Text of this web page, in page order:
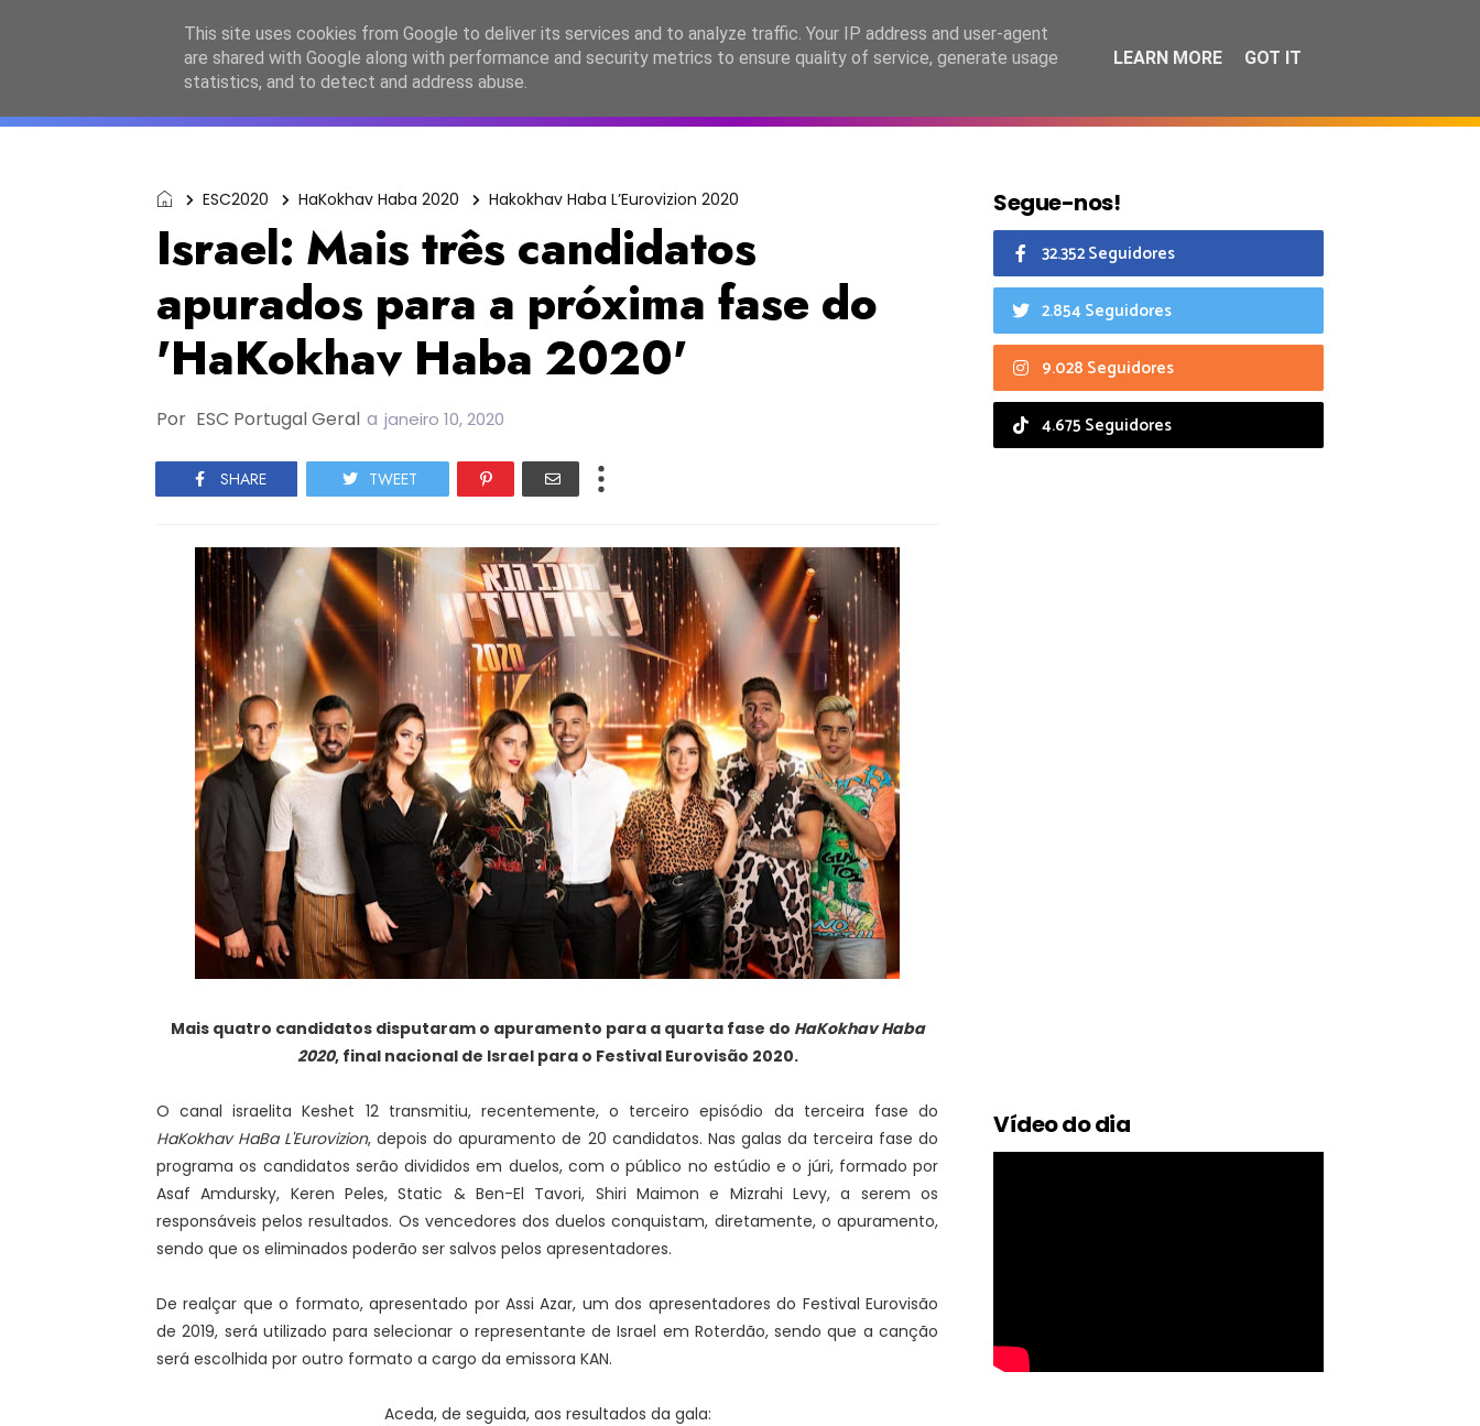
ESC2027 JESC2026 FC2026 EASC2026 PORTUGAL LANÇAMENTOS ESPECIAIS CALENDÁRIO
ESC2020 HaKokhav Haba 2020 Hakokhav Haba L’Eurovizion 2020
Israel: Mais três candidatos
apurados para a próxima fase do
'HaKokhav Haba 2020'
Por ESC Portugal Geral a janeiro 10, 2020
SHARE TWEET
Mais quatro candidatos disputaram o apuramento para a quarta fase do HaKokhav Haba
2020, final nacional de Israel para o Festival Eurovisão 2020.
O canal israelita Keshet 12 transmitiu, recentemente, o terceiro episódio da terceira fase do
HaKokhav HaBa L'Eurovizion, depois do apuramento de 20 candidatos. Nas galas da terceira fase do
programa os candidatos serão divididos em duelos, com o público no estúdio e o júri, formado por
Asaf Amdursky, Keren Peles, Static & Ben-El Tavori, Shiri Maimon e Mizrahi Levy, a serem os
responsáveis pelos resultados. Os vencedores dos duelos conquistam, diretamente, o apuramento,
sendo que os eliminados poderão ser salvos pelos apresentadores.
De realçar que o formato, apresentado por Assi Azar, um dos apresentadores do Festival Eurovisão
de 2019, será utilizado para selecionar o representante de Israel em Roterdão, sendo que a canção
será escolhida por outro formato a cargo da emissora KAN.
Aceda, de seguida, aos resultados da gala:
Segue-nos!
32.352 Seguidores
2.854 Seguidores
9.028 Seguidores
4.675 Seguidores
Vídeo do dia
This site uses cookies from Google to deliver its services and to analyze traffic. Your IP address and user-agent
are shared with Google along with performance and security metrics to ensure quality of service, generate usage
statistics, and to detect and address abuse.
LEARN MORE GOT IT